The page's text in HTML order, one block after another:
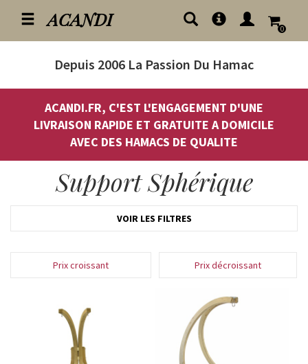
ACANDI 0
Depuis 2006 La Passion Du Hamac
ACANDI.FR, C'EST L'ENGAGEMENT D'UNE
LIVRAISON RAPIDE ET GRATUITE A DOMICILE
AVEC DES HAMACS DE QUALITE
Support Sphérique
VOIR LES FILTRES
Prix croissant Prix décroissant